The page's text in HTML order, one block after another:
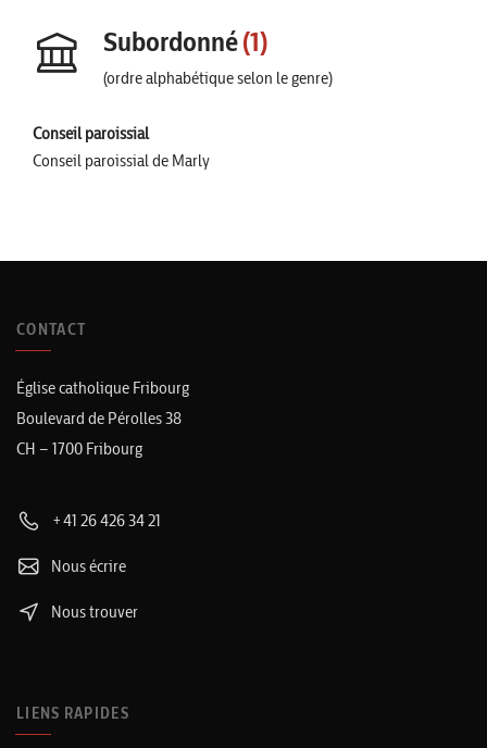
Subordonné(1)
(ordre alphabétique selon le genre)
Conseil paroissial
Conseil paroissial de Marly
CONTACT
Église catholique Fribourg
Boulevard de Pérolles 38
CH – 1700 Fribourg
+41 26 426 34 21
Nous écrire
Nous trouver
LIENS RAPIDES